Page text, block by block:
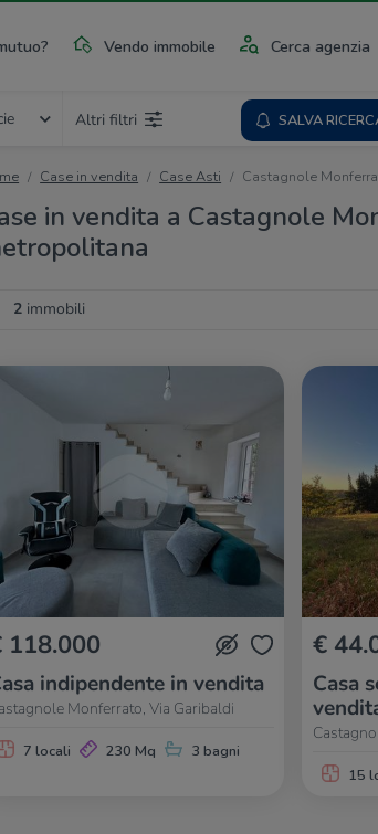
Vendo immobile Cerca agenzia
Altri filtri SALVA
Case in vendita Case Asti Castagnole
in vendita a Castagnole
2immobili
118.000
indipendente in vendita
Monferrato, Via Garibaldi
7 locali 230 Mq 3 bagni
€
Casa
15